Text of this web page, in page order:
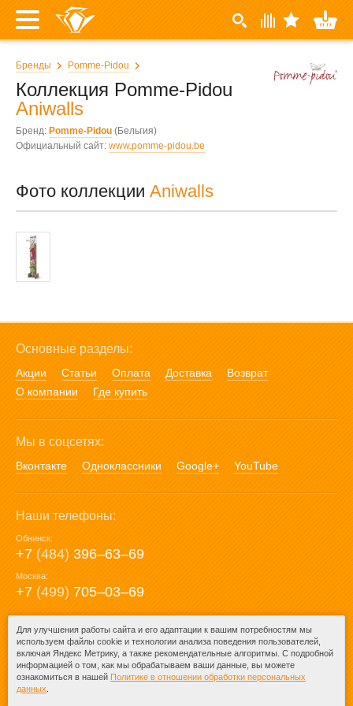
Бренды Pomme-Pidou
Коллекция Pomme-Pidou
Aniwalls
Бренд: Pomme-Pidou (Бельгия)
Официальный сайт: www.pomme-pidou.be
Фото коллекции Aniwalls
Основные разделы:
Акции Статьи Оплата Доставка
Возврат
О компании
Где купить
Мы в соцсетях:
Вконтакте Одноклассники Google+ YouTube
Наши телефоны:
Обнинск:
+7 (484) 396‒63‒69
Москва:
+7 (499) 705‒03‒69
E-mail:
mail@posuda40.ru
Для улучшения работы сайта и его адаптации к вашим потребностям мы
используем файлы cookie и технологии анализа поведения пользователей,
включая Яндекс Метрику, а также рекомендательные алгоритмы. С подробной
информацией о том, как мы обрабатываем ваши данные, вы можете
ознакомиться в нашей Политике в отношении обработки персональных
данных